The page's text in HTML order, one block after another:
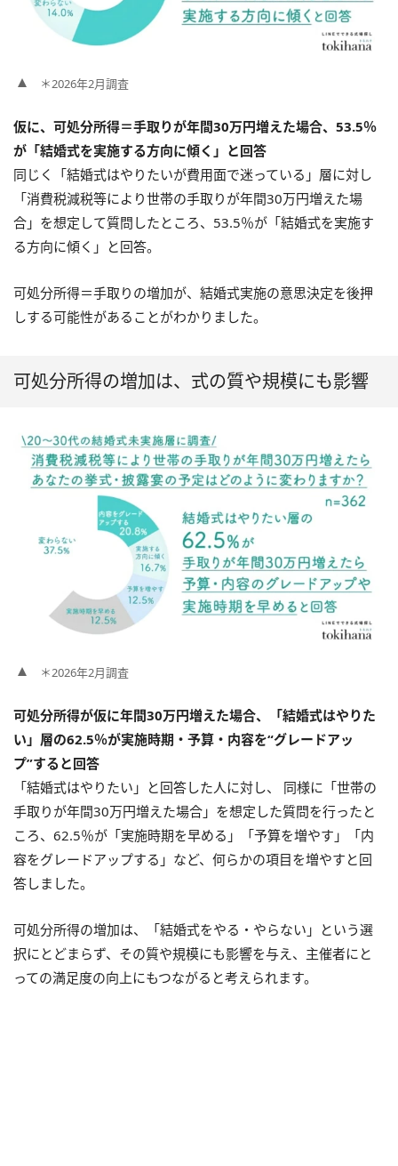
＊2026年2月調査
仮に、可処分所得＝手取りが年間30万円増えた場合、53.5％
が「結婚式を実施する方向に傾く」と回答
同じく「結婚式はやりたいが費用面で迷っている」層に対し
「消費税減税等により世帯の手取りが年間30万円増えた場
合」を想定して質問したところ、53.5％が「結婚式を実施す
る方向に傾く」と回答。
可処分所得＝手取りの増加が、結婚式実施の意思決定を後押
しする可能性があることがわかりました。
可処分所得の増加は、式の質や規模にも影響
＊2026年2月調査
可処分所得が仮に年間30万円増えた場合、「結婚式はやりた
い」層の62.5％が実施時期・予算・内容を“グレードアッ
プ”すると回答
「結婚式はやりたい」と回答した人に対し、 同様に「世帯の
手取りが年間30万円増えた場合」を想定した質問を行ったと
ころ、62.5％が「実施時期を早める」「予算を増やす」「内
容をグレードアップする」など、何らかの項目を増やすと回
答しました。
可処分所得の増加は、「結婚式をやる・やらない」という選
択にとどまらず、その質や規模にも影響を与え、主催者にと
っての満足度の向上にもつながると考えられます。